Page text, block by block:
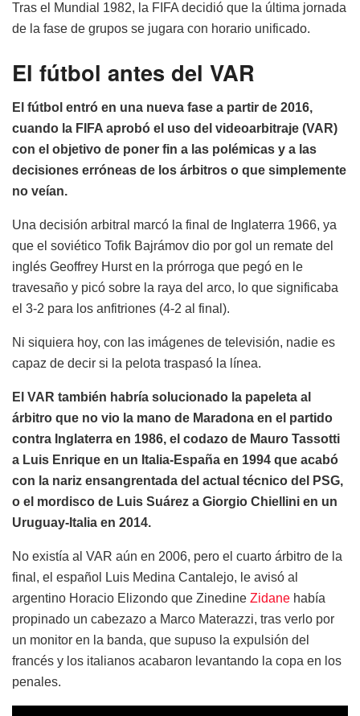
Tras el Mundial 1982, la FIFA decidió que la última jornada
de la fase de grupos se jugara con horario unificado.
El fútbol antes del VAR
El fútbol entró en una nueva fase a partir de 2016,
cuando la FIFA aprobó el uso del videoarbitraje (VAR)
con el objetivo de poner fin a las polémicas y a las
decisiones erróneas de los árbitros o que simplemente
no veían.
Una decisión arbitral marcó la final de Inglaterra 1966, ya
que el soviético Tofik Bajrámov dio por gol un remate del
inglés Geoffrey Hurst en la prórroga que pegó en le
travesaño y picó sobre la raya del arco, lo que significaba
el 3-2 para los anfitriones (4-2 al final).
Ni siquiera hoy, con las imágenes de televisión, nadie es
capaz de decir si la pelota traspasó la línea.
El VAR también habría solucionado la papeleta al
árbitro que no vio la mano de Maradona en el partido
contra Inglaterra en 1986, el codazo de Mauro Tassotti
a Luis Enrique en un Italia-España en 1994 que acabó
con la nariz ensangrentada del actual técnico del PSG,
o el mordisco de Luis Suárez a Giorgio Chiellini en un
Uruguay-Italia en 2014.
No existía al VAR aún en 2006, pero el cuarto árbitro de la
final, el español Luis Medina Cantalejo, le avisó al
argentino Horacio Elizondo que Zinedine Zidane había
propinado un cabezazo a Marco Materazzi, tras verlo por
un monitor en la banda, que supuso la expulsión del
francés y los italianos acabaron levantando la copa en los
penales.